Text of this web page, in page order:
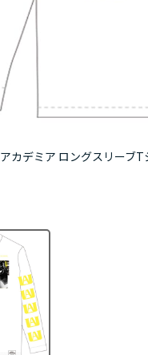
カデミア ロングスリーブ